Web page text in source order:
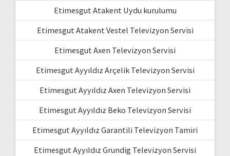
Etimesgut Atakent Uydu kurulumu
Etimesgut Atakent Vestel Televizyon Servisi
Etimesgut Axen Televizyon Servisi
Etimesgut Ayyıldız Arçelik Televizyon Servisi
Etimesgut Ayyıldız Axen Televizyon Servisi
Etimesgut Ayyıldız Beko Televizyon Servisi
Etimesgut Ayyıldız Garantili Televizyon Tamiri
Etimesgut Ayyıldız Grundig Televizyon Servisi